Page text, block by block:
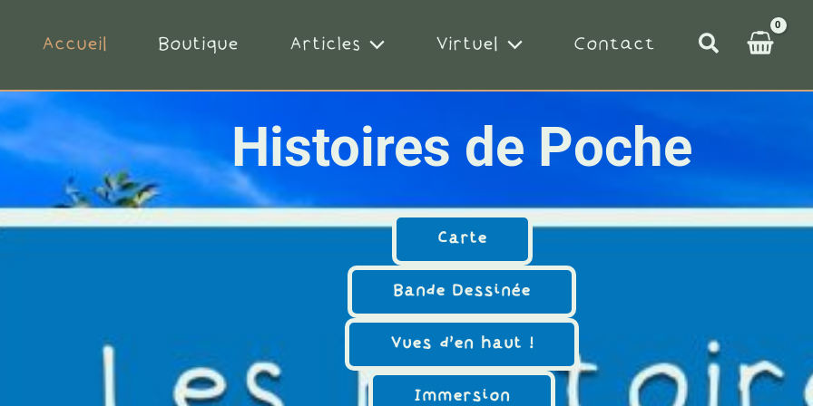
Accueil Boutique Articles Virtuel Contact Rechercher
Histoires de Poche
Carte
Bande Dessinée
Vues d'en haut !
Immersion